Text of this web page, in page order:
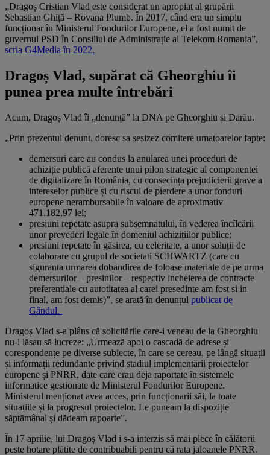
„Dragoș Cristian Vlad este considerat un apropiat al grupării
Sebastian Ghiță – Rovana Plumb. În 2017, când era un simplu
funcționar în Ministerul Fondurilor Europene, el a fost numit de
guvernul PSD în Consiliul de Administrație al Telekom Romania”,
scria G4Media în 2022.
Dragoș Vlad, supărat că Gheorghiu îi
punea prea multe întrebări
Acum, Dragoș Vlad îi „denunță” la DNA pe Gheorghiu și Darău.
„Prin prezentul denunt, doresc sa sesizez comitere umatoarelor fapte:
demersuri care au condus la anularea unei proceduri de
achiziție publică aferente unui pilon strategic al componentei
de digitalizare în România, cu consecința prejudicierii grave a
intereselor publice și cu riscul de pierdere a unor fonduri
europene nerambursabile în valoare de aproximativ
471.182,97 lei;
presiuni repetate asupra subsemnatului, în vederea încîlcării
unor prevederi legale în domeniul achizițiilor publice;
presiuni repetate în găsirea, cu celeritate, a unor soluții de
colaborare cu grupul de societati SCHWARTZ (care cu
siguranta urmarea dobandirea de foloase materiale de pe urma
demersurilor – presinilor – respectiv incheierea de contracte
preferentiale cu autotitatea al carei presedinte am fost si in
final, am fost demis)”, se arată în denunțul publicat de
Gândul.
Dragoș Vlad s-a plâns că solicitările care-i veneau de la Gheorghiu
nu-l lăsau să lucreze: „Urmează apoi o cascadă de adrese și
corespondențe pe diverse subiecte, în care se cereau, pe lângă situații
și informații redundante privind stadiul implementării proiectelor
europene și PNRR, date care erau deja raportate în sistemele
informatice gestionate de Ministerul Fondurilor Europene.
Ministerul menționat avea acces, prin funcționarii săi, la toate
situațiile și la progresul proiectelor. Le puneam la dispoziție
săptămânal și dădeam rapoarte”.
În 17 aprilie, lui Dragoș Vlad i s-a interzis să mai plece în călătorii
peste hotare plătite de contribuabili pentru că rata jaloanele PNRR.